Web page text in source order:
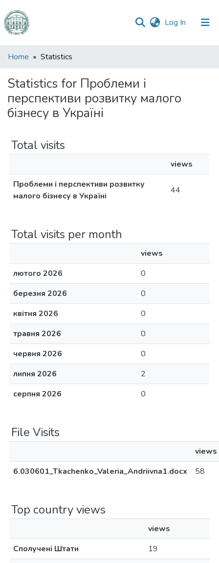
Log In (current)
Communities
Collections
All of DSpace
Home Statistics
Statistics for Проблеми і
перспективи розвитку малого
бізнесу в Україні
Total visits
views
Проблеми і перспективи розвитку
малого бізнесу в Україні
44
Total visits per month
views
лютого 2026
0
березня 2026
0
квітня 2026
0
травня 2026
0
червня 2026
0
липня 2026
2
серпня 2026
0
File Visits
views
6.030601_Tkachenko_Valeria_Andriivna1.docx
58
Top country views
views
Сполучені Штати
19